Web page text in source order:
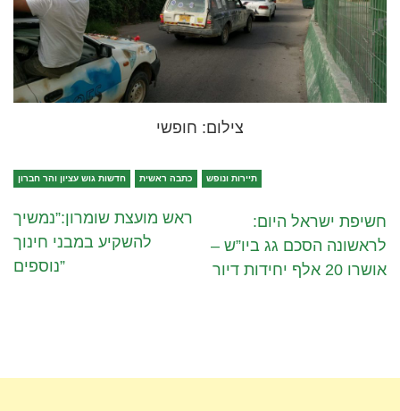
צילום: חופשי
חדשות גוש עציון והר חברון כתבה ראשית תיירות ונופש
ראש מועצת שומרון:”נמשיך
להשקיע במבני חינוך
נוספים”
חשיפת ישראל היום:
לראשונה הסכם גג ביו”ש –
אושרו 20 אלף יחידות דיור